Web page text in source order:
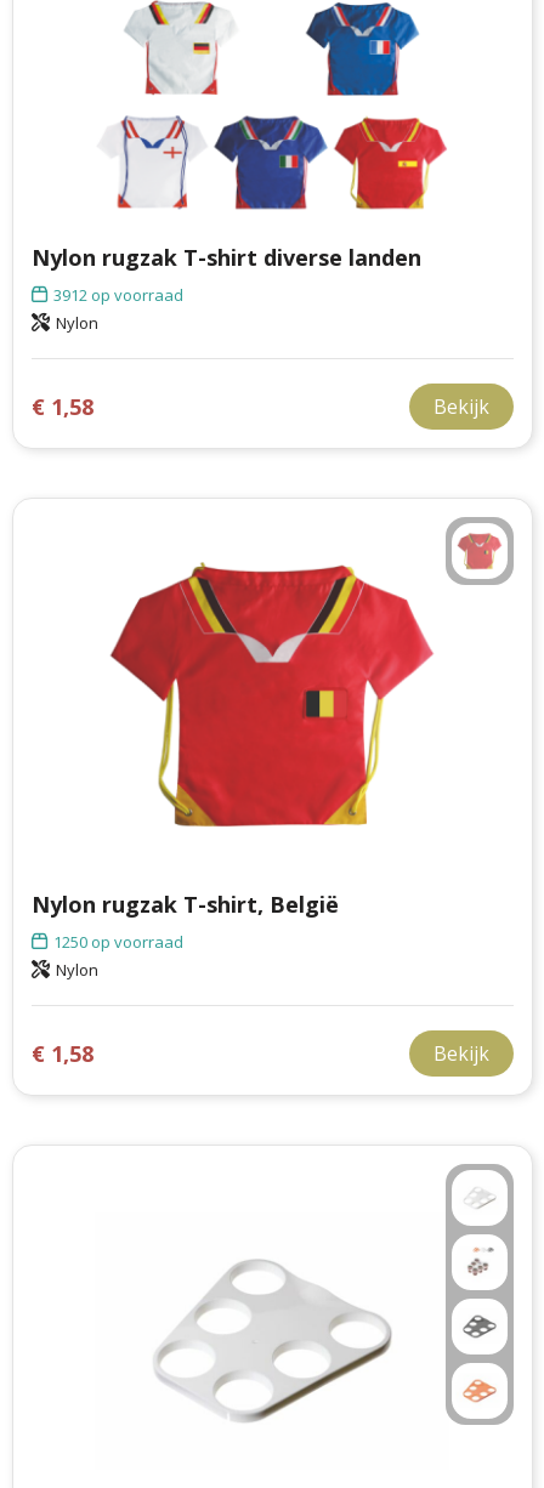
Nylon rugzak T-shirt diverse landen
3912op voorraad
Nylon
€ 1,58 Bekijk
Nylon rugzak T-shirt, België
1250op voorraad
Nylon
€ 1,58 Bekijk